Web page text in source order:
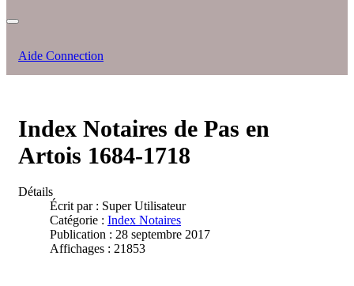
Aide Connection
Index Notaires de Pas en
Artois 1684-1718
Détails
Écrit par : Super Utilisateur
Catégorie : Index Notaires
Publication : 28 septembre 2017
Affichages : 21853